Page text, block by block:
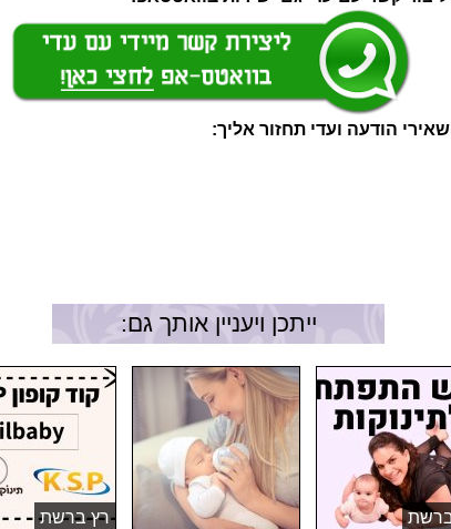
הודעה ועדי תחזור אליך:
ייתכן ויעניין אותך גם:
רץ ברשת